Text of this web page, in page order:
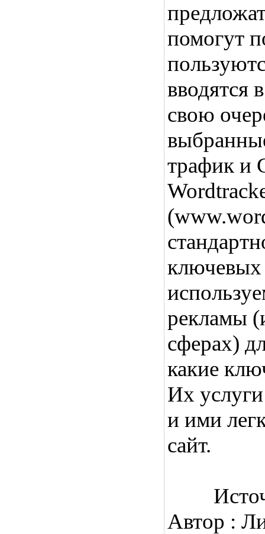
помогут
вводятся
свою
трафик и
ключевых
рекламы
сферах)
какие
Их
и ими
сайт.
Автор :